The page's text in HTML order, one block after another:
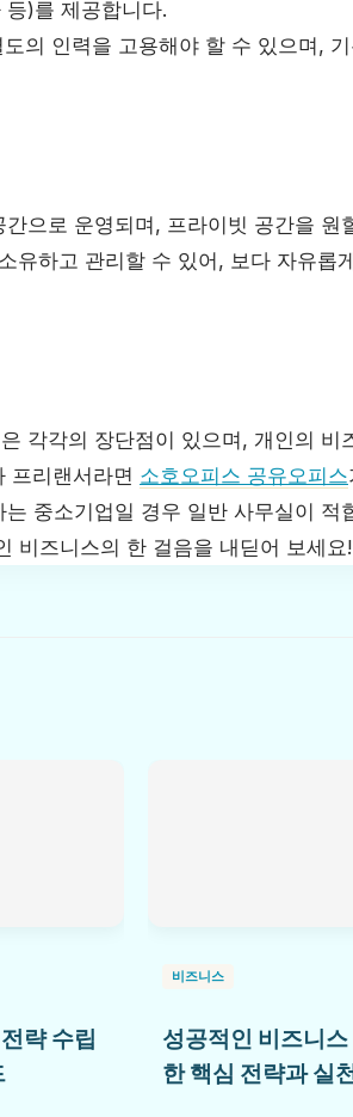
)를 제공합니다.
의 인력을 고용해야 할 수 있으며,
으로 운영되며, 프라이빗 공간을 원
유하고 관리할 수 있어, 보다 자유롭
각각의 장단점이 있으며, 개인의 비
프리랜서라면 소호오피스 공유오피스
중소기업일 경우 일반 사무실이 적
비즈니스의 한 걸음을 내딛어 보세요!
략 수립
비즈니스
성공적인 비즈니스
한 핵심 전략과 실